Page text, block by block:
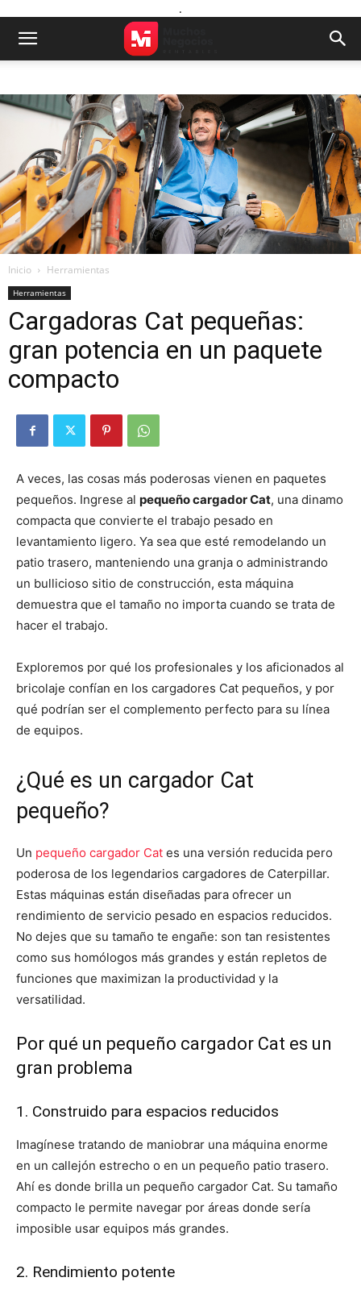
.
Inicio Herramientas
Herramientas
Cargadoras Cat pequeñas:
gran potencia en un paquete
compacto
A veces, las cosas más poderosas vienen en paquetes
pequeños. Ingrese al pequeño cargador Cat, una dinamo
compacta que convierte el trabajo pesado en
levantamiento ligero. Ya sea que esté remodelando un
patio trasero, manteniendo una granja o administrando
un bullicioso sitio de construcción, esta máquina
demuestra que el tamaño no importa cuando se trata de
hacer el trabajo.
Exploremos por qué los profesionales y los aficionados al
bricolaje confían en los cargadores Cat pequeños, y por
qué podrían ser el complemento perfecto para su línea
de equipos.
¿Qué es un cargador Cat
pequeño?
Un pequeño cargador Cat es una versión reducida pero
poderosa de los legendarios cargadores de Caterpillar.
Estas máquinas están diseñadas para ofrecer un
rendimiento de servicio pesado en espacios reducidos.
No dejes que su tamaño te engañe: son tan resistentes
como sus homólogos más grandes y están repletos de
funciones que maximizan la productividad y la
versatilidad.
Por qué un pequeño cargador Cat es un
gran problema
1. Construido para espacios reducidos
Imagínese tratando de maniobrar una máquina enorme
en un callejón estrecho o en un pequeño patio trasero.
Ahí es donde brilla un pequeño cargador Cat. Su tamaño
compacto le permite navegar por áreas donde sería
imposible usar equipos más grandes.
2. Rendimiento potente